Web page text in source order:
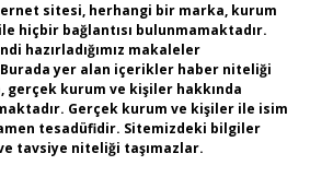
sitesi, herhangi bir marka, kurum
hiçbir bağlantısı bulunmamaktadır.
hazırladığımız makaleler
Burada yer alan içerikler haber niteliği
gerçek kurum ve kişiler hakkında
Gerçek kurum ve kişiler ile isim
tesadüfidir. Sitemizdeki bilgiler
tavsiye niteliği taşımazlar.